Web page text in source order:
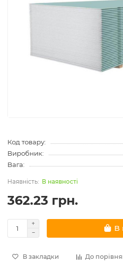
Код товару:
Виробник:
Вага:
В наявності
362.23 грн.
В
В закладки До